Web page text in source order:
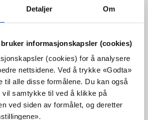
Detaljer Om
informasjonskapsler (cookies)
(cookies) for å analysere
nettsidene. Ved å trykke «Godta»
til alle disse formålene. Du kan også
vil samtykke til ved å klikke på
ved siden av formålet, og deretter
40221129
Gunnlaug Alnes
95000904
Literski
1. vara